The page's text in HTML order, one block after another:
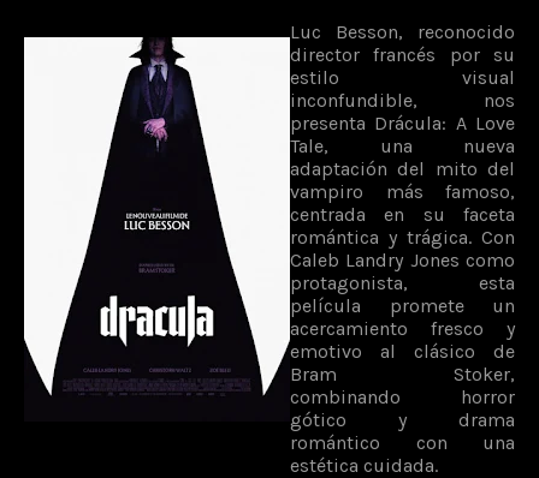
Luc Besson, reconocido
director francés por su
estilo visual
inconfundible, nos
presenta Drácula: A Love
Tale, una nueva
adaptación del mito del
vampiro más famoso,
centrada en su faceta
romántica y trágica. Con
Caleb Landry Jones como
protagonista, esta
película promete un
acercamiento fresco y
emotivo al clásico de
Bram Stoker,
combinando horror
gótico y drama
romántico con una
estética cuidada.